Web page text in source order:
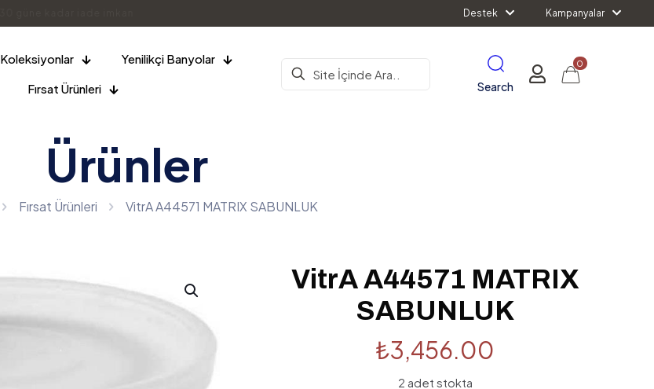
Destek Kampanyalar
Koleksiyonlar
Yenilikçi Banyolar
Fırsat Ürünleri
Search
0
Ürünler
Fırsat Ürünleri VitrA A44571 MATRIX SABUNLUK
VitrA A44571 MATRIX
SABUNLUK
₺3,456.00
2 adet stokta